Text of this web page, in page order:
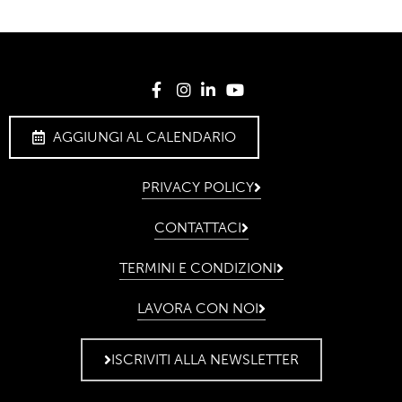
AGGIUNGI AL CALENDARIO
PRIVACY POLICY
CONTATTACI
TERMINI E CONDIZIONI
LAVORA CON NOI
ISCRIVITI ALLA NEWSLETTER